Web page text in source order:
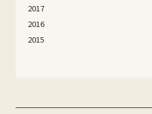
2017
2016
2015